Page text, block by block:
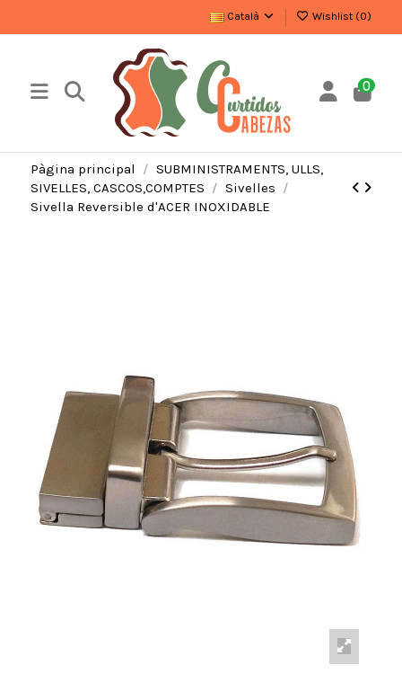
Català Wishlist (0)
0
Pàgina principal
SUBMINISTRAMENTS, ULLS,
SIVELLES, CASCOS,COMPTES
Sivelles
Sivella Reversible d'ACER INOXIDABLE